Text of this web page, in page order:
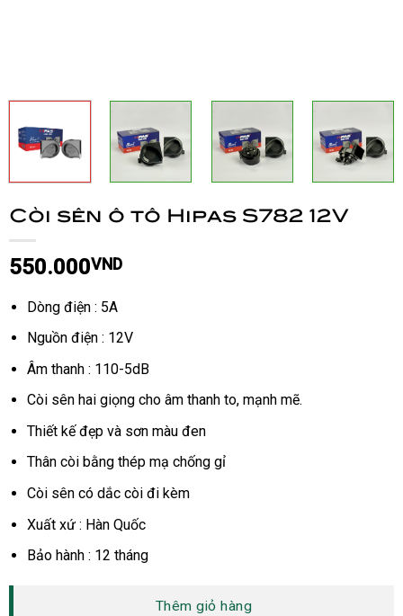
Còi sên ô tô Hipas S782 12V
550.000VND
Dòng điện : 5A
Nguồn điện : 12V
Âm thanh : 110-5dB
Còi sên hai giọng cho âm thanh to, mạnh mẽ.
Thiết kế đẹp và sơn màu đen
Thân còi bằng thép mạ chống gỉ
Còi sên có dắc còi đi kèm
Xuất xứ : Hàn Quốc
Bảo hành : 12 tháng
Thêm giỏ hàng